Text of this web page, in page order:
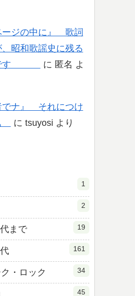
ージの中に』 歌詞
昭和歌謡史に残る
です
に 匿名 よ
ナ』 それにつけ
に tsuyosi より
1
2
まで 19
161
・ロック 34
45